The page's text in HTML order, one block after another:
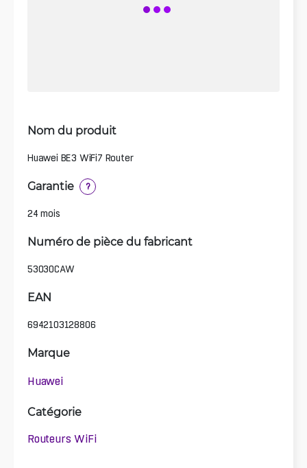
Nom du produit
Huawei BE3 WiFi7 Router
Garantie ?
24 mois
Numéro de pièce du fabricant
53030CAW
EAN
6942103128806
Marque
Huawei
Catégorie
Routeurs WiFi